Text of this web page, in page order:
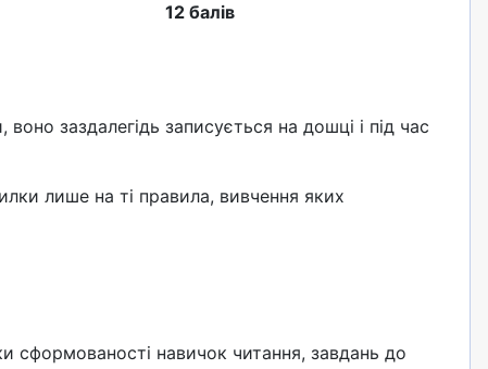
12 балів
заздалегідь записується на дошці і під час
лише на ті правила, вивчення яких
сформованості навичок читання, завдань до